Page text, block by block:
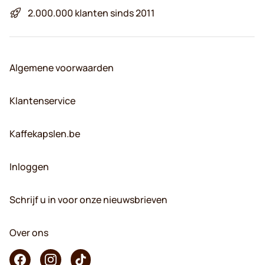
2.000.000 klanten sinds 2011
Algemene voorwaarden
Klantenservice
Kaffekapslen.be
Inloggen
Schrijf u in voor onze nieuwsbrieven
Over ons